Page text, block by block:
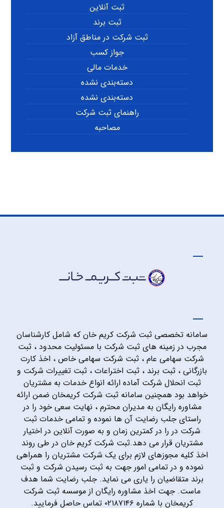
ثبت آنلاین
ثبت برند
ثبت شرکت در مناطق آزاد
جواز کسب
خدمات مالی
دسته‌بندی نشده
دسته‌بندی نشده
راهنمای ثبت شرکت
مصاحبه
سامانه تخصصی ثبت شرکت کریم خان که شامل کارشناسان
مجرب در زمینه های ثبت شرکت با مسئولیت محدود ، ثبت
شرکت سهامی عام ، ثبت شرکت سهامی خاص ، اخذ کارت
بازرگانی ، ثبت برند ، ثبت اختراعات ، ثبت تغییرات شرکت و
ثبت انحلال شرکت آماده ارائه انواع خدمات به مشتریان
خواهد بود همچنین سامانه ثبت شرکت کریمخان ضمن ارائه
مشاوره رایگان به مدیران محترم ، نهایت سعی خود را در
راستای جلب رضایت آن ها نموده و تمامی خدمات ثبت
شرکت در را در کمترین زمان و به صورت آنلاین در اختیار
مشتریان قرار می دهد.ثبت شرکت کریم خان در طی روند
اخذ کلیه مجوزهای لازم برای یک شرکت مشتریان را همراهی
نموده و در تمامی امور جهت به ثبت رسیدن شرکت و ثبت
برند متقاضیان را یاری می نماید. جلب رضایت شما هدف
ماست. جهت اخذ مشاوره رایگان از موسسه ثبت شرکت
کریمخان با شماره ۰۲۱۸۷۱۴۶ تماس حاصل فرمایید.